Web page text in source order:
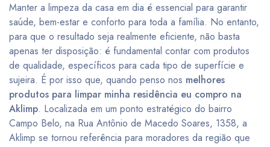
Manter a limpeza da casa em dia é essencial para garantir
saúde, bem-estar e conforto para toda a família. No entanto,
para que o resultado seja realmente eficiente, não basta
apenas ter disposição: é fundamental contar com produtos
de qualidade, específicos para cada tipo de superfície e
sujeira. É por isso que, quando penso nos melhores
produtos para limpar minha residência eu compro na
Aklimp. Localizada em um ponto estratégico do bairro
Campo Belo, na Rua Antônio de Macedo Soares, 1358, a
Aklimp se tornou referência para moradores da região que